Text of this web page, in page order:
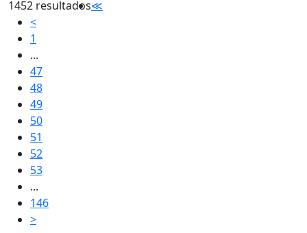
1452 resultados≪
<
1
...
47
48
49
50
51
52
53
...
146
>